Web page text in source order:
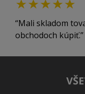
Mali skladom
obchodoch kúpiť.